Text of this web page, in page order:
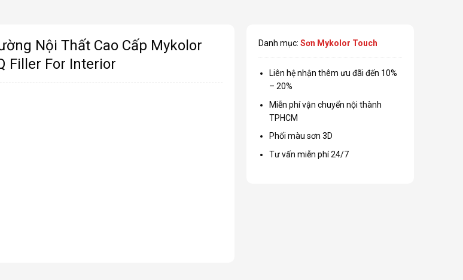
Nội Thất Cao Cấp Mykolor
Filler For Interior
Danh mục: Sơn Mykolor Touch
Liên hệ nhận thêm ưu đãi đến 10%
– 20%
Miễn phí vận chuyển nội thành
TPHCM
Phối màu sơn 3D
Tư vấn miễn phí 24/7